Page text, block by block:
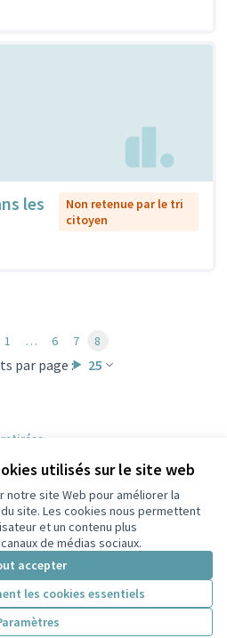
utilisés sur le site web
notre site Web pour améliorer la
site. Les cookies nous permettent
et un contenu plus
de médias sociaux.
accepter
les cookies essentiels
les
Non retenue par le tri
citoyen
par page : 25
1 … 6 7 8
Facebook
sur Instagram
sur YouTube
.
Licence
(Lien